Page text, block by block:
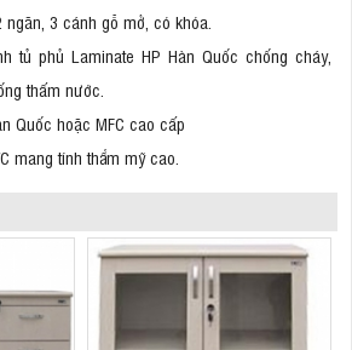
3 cánh gỗ mở, có khóa.
tủ phủ Laminate HP Hàn Quốc chống cháy,
thấm nước.
Quốc hoặc MFC cao cấp
mang tính thẩm mỹ cao.